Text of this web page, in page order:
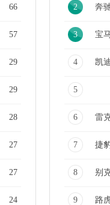
66
57
29
29
28
27
27
24
2 奔
3 宝
4 凯
5
6 雷
7 捷
8 别
9 路